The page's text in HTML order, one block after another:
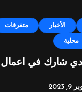
الأخبار متفرقات
محلية
شارك في اعمال
2023